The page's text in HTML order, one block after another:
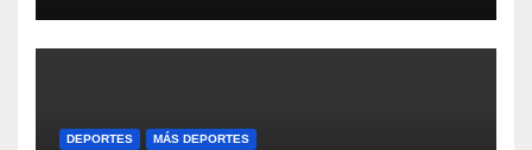
DEPORTES MÁS DEPORTES